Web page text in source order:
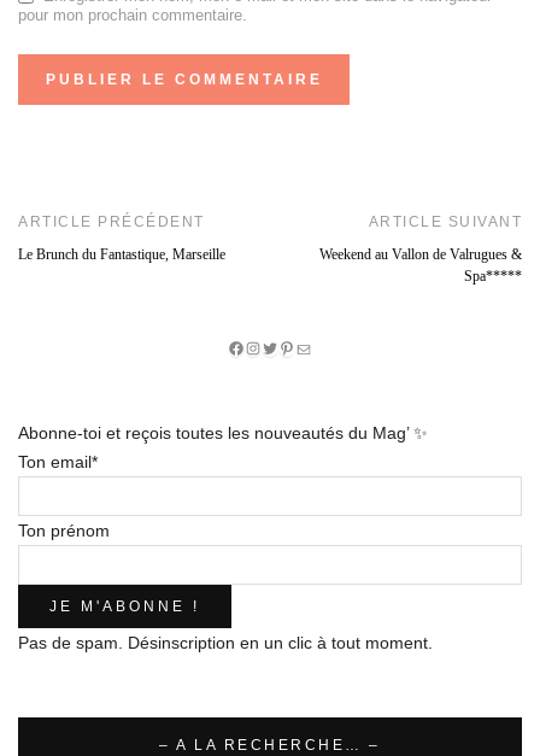
pour mon prochain commentaire.
ARTICLE PRÉCÉDENT
Le Brunch du Fantastique, Marseille
ARTICLE SUIVANT
Weekend au Vallon de Valrugues &
Spa*****
Facebook
Instagram
Twitter
Pinterest
E-
Abonne-toi et reçois toutes les nouveautés du Mag’ ✨
Ton email*
Ton prénom
Pas de spam. Désinscription en un clic à tout moment.
– A LA RECHERCHE… –